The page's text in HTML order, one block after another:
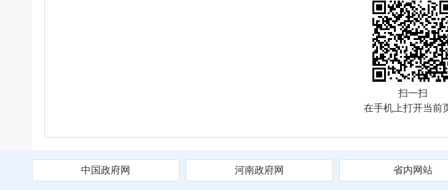
扫一扫
在手机上打开当前
中国政府网 河南政府网 省内网站